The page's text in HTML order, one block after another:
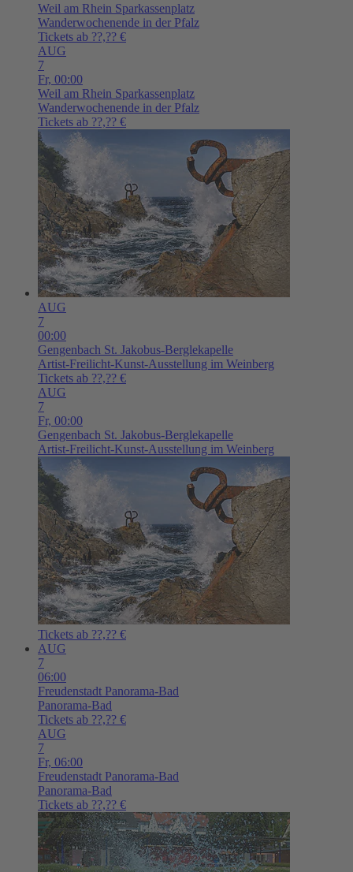
Weil am Rhein Sparkassenplatz
Wanderwochenende in der Pfalz
Tickets ab ??,?? €
AUG
7
Fr, 00:00
Weil am Rhein Sparkassenplatz
Wanderwochenende in der Pfalz
Tickets ab ??,?? €
AUG
7
00:00
Gengenbach St. Jakobus-Berglekapelle
Artist-Freilicht-Kunst-Ausstellung im Weinberg
Tickets ab ??,?? €
AUG
7
Fr, 00:00
Gengenbach St. Jakobus-Berglekapelle
Artist-Freilicht-Kunst-Ausstellung im Weinberg
Tickets ab ??,?? €
AUG
7
06:00
Freudenstadt Panorama-Bad
Panorama-Bad
Tickets ab ??,?? €
AUG
7
Fr, 06:00
Freudenstadt Panorama-Bad
Panorama-Bad
Tickets ab ??,?? €